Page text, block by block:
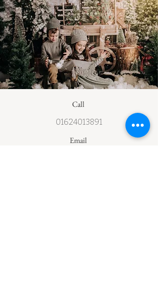
Call
01624013891
Email